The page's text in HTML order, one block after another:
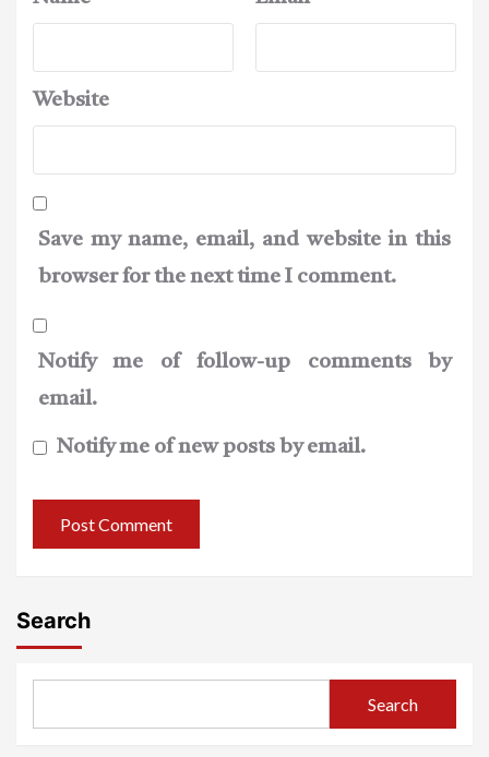
Website
Save my name, email, and website in this
browser for the next time I comment.
Notify me of follow-up comments by
email.
Notify me of new posts by email.
Search
Search